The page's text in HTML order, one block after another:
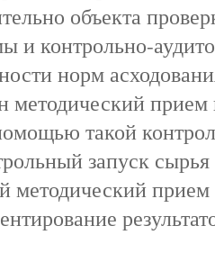
объекта
и контрольно-
норм
методический
такой
запуск
методический прием